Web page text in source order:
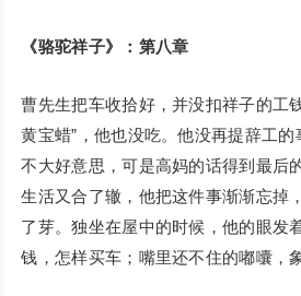
《骆驼祥子》：第八章
曹先生把车收拾好，并没扣祥子的工
黄宝蜡”，他也没吃。他没再提辞工
不大好意思，可是高妈的话得到最后
生活又合了辙，他把这件事渐渐忘掉
了芽。独坐在屋中的时候，他的眼发
钱，怎样买车；嘴里还不住的嘟囔，